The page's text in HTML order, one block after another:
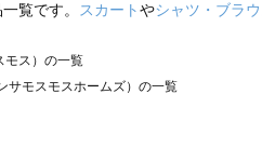
覧です。 スカートやシャツ・ブラウ
モス）の一覧
サモスモスホームズ）の一覧
ハルバイサマンサモスモス）の一覧